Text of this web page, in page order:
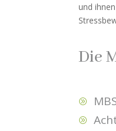
und
Die
A
A